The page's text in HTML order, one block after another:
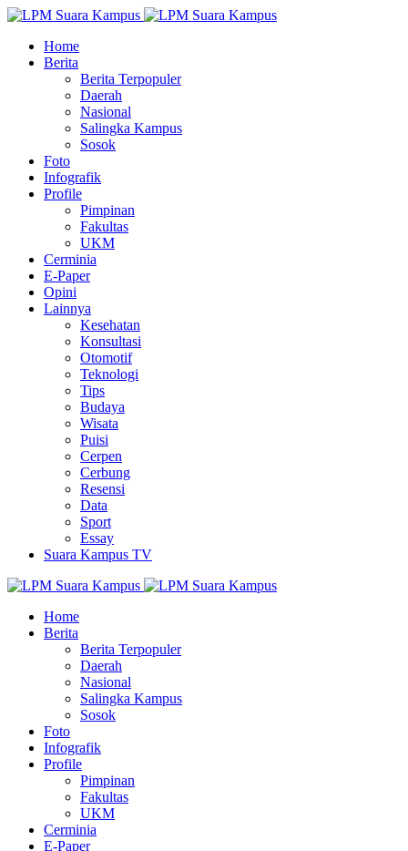
Home
Berita
Berita Terpopuler
Daerah
Nasional
Salingka Kampus
Sosok
Foto
Infografik
Profile
Pimpinan
Fakultas
UKM
Cerminia
E-Paper
Opini
Lainnya
Kesehatan
Konsultasi
Otomotif
Teknologi
Tips
Budaya
Wisata
Puisi
Cerpen
Cerbung
Resensi
Data
Sport
Essay
Suara Kampus TV
Home
Berita
Berita Terpopuler
Daerah
Nasional
Salingka Kampus
Sosok
Foto
Infografik
Profile
Pimpinan
Fakultas
UKM
Cerminia
E-Paper